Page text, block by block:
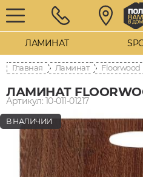
ЛАМИНАТ
Главная Ламинат Floorwood
ЛАМИНАТ
Артикул: 10-011-01217
В НАЛИЧИИ